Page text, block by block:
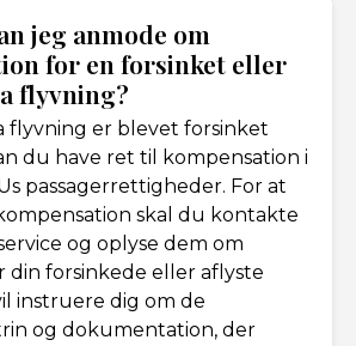
jeg anmode om
for en forsinket eller
flyvning?
flyvning er blevet forsinket
du have ret til kompensation i
passagerrettigheder. For at
skal du kontakte
og oplyse dem om
din forsinkede eller aflyste
instruere dig om de
og dokumentation, der